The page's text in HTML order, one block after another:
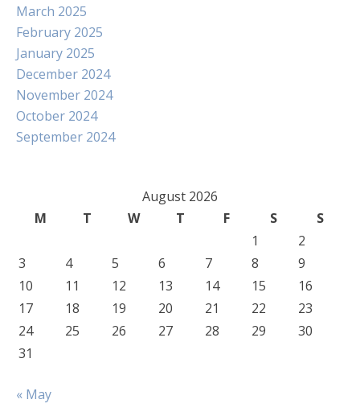
March 2025
February 2025
January 2025
December 2024
November 2024
October 2024
September 2024
August 2026
M
T W T F S
S
1
2
3
4 5 6 7 8
9
10
11 12 13 14 15
16
17
18 19 20 21 22
23
24
25 26 27 28 29
30
31
« May